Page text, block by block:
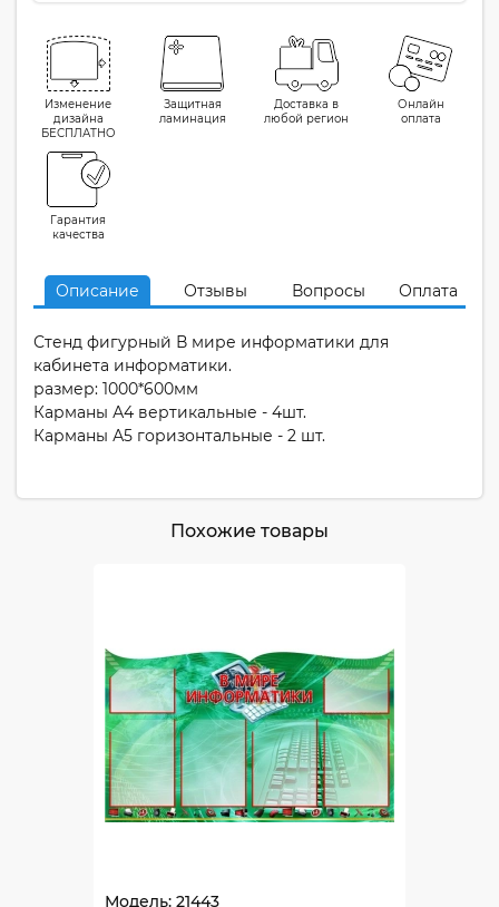
Изменение
дизайна
БЕСПЛАТНО
Защитная
ламинация
Доставка в
любой регион
Онлайн
оплата
Гарантия
качества
Описание Отзывы Вопросы Оплата
Стенд фигурный В мире информатики для
кабинета информатики.
размер: 1000*600мм
Карманы А4 вертикальные - 4шт.
Карманы А5 горизонтальные - 2 шт.
Похожие товары
Модель: 21443